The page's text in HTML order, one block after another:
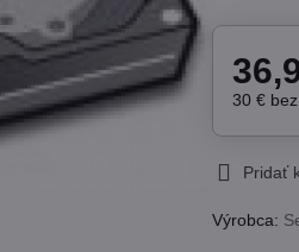
30 €
Pridať
Výrobca: